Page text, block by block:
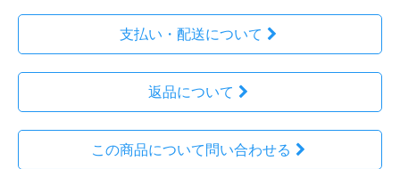
支払い・配送について
返品について
この商品について問い合わせる